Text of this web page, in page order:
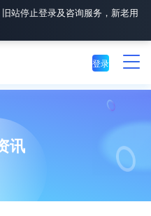
旧站停止登录及咨询服务，新老用
登录
讯